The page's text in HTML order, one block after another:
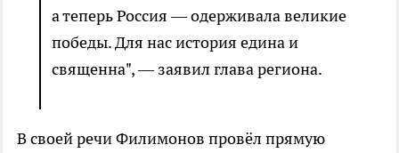
а теперь Россия — одерживала великие
победы. Для нас история едина и
священна", — заявил глава региона.
В своей речи Филимонов провёл прямую